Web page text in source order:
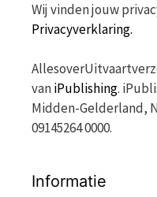
Wij vinden jouw
Privacyverklaring.
vaniPublishing.
Midden-Gelderland,
09145264 0000.
Informatie